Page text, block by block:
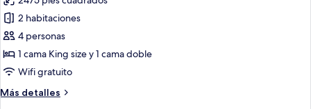
de
Casa
Deluxe,
2
habitaciones
(Villa
2 habitaciones
4 personas
1 cama King size y 1 cama doble
Wifi gratuito
Más detalles
Más